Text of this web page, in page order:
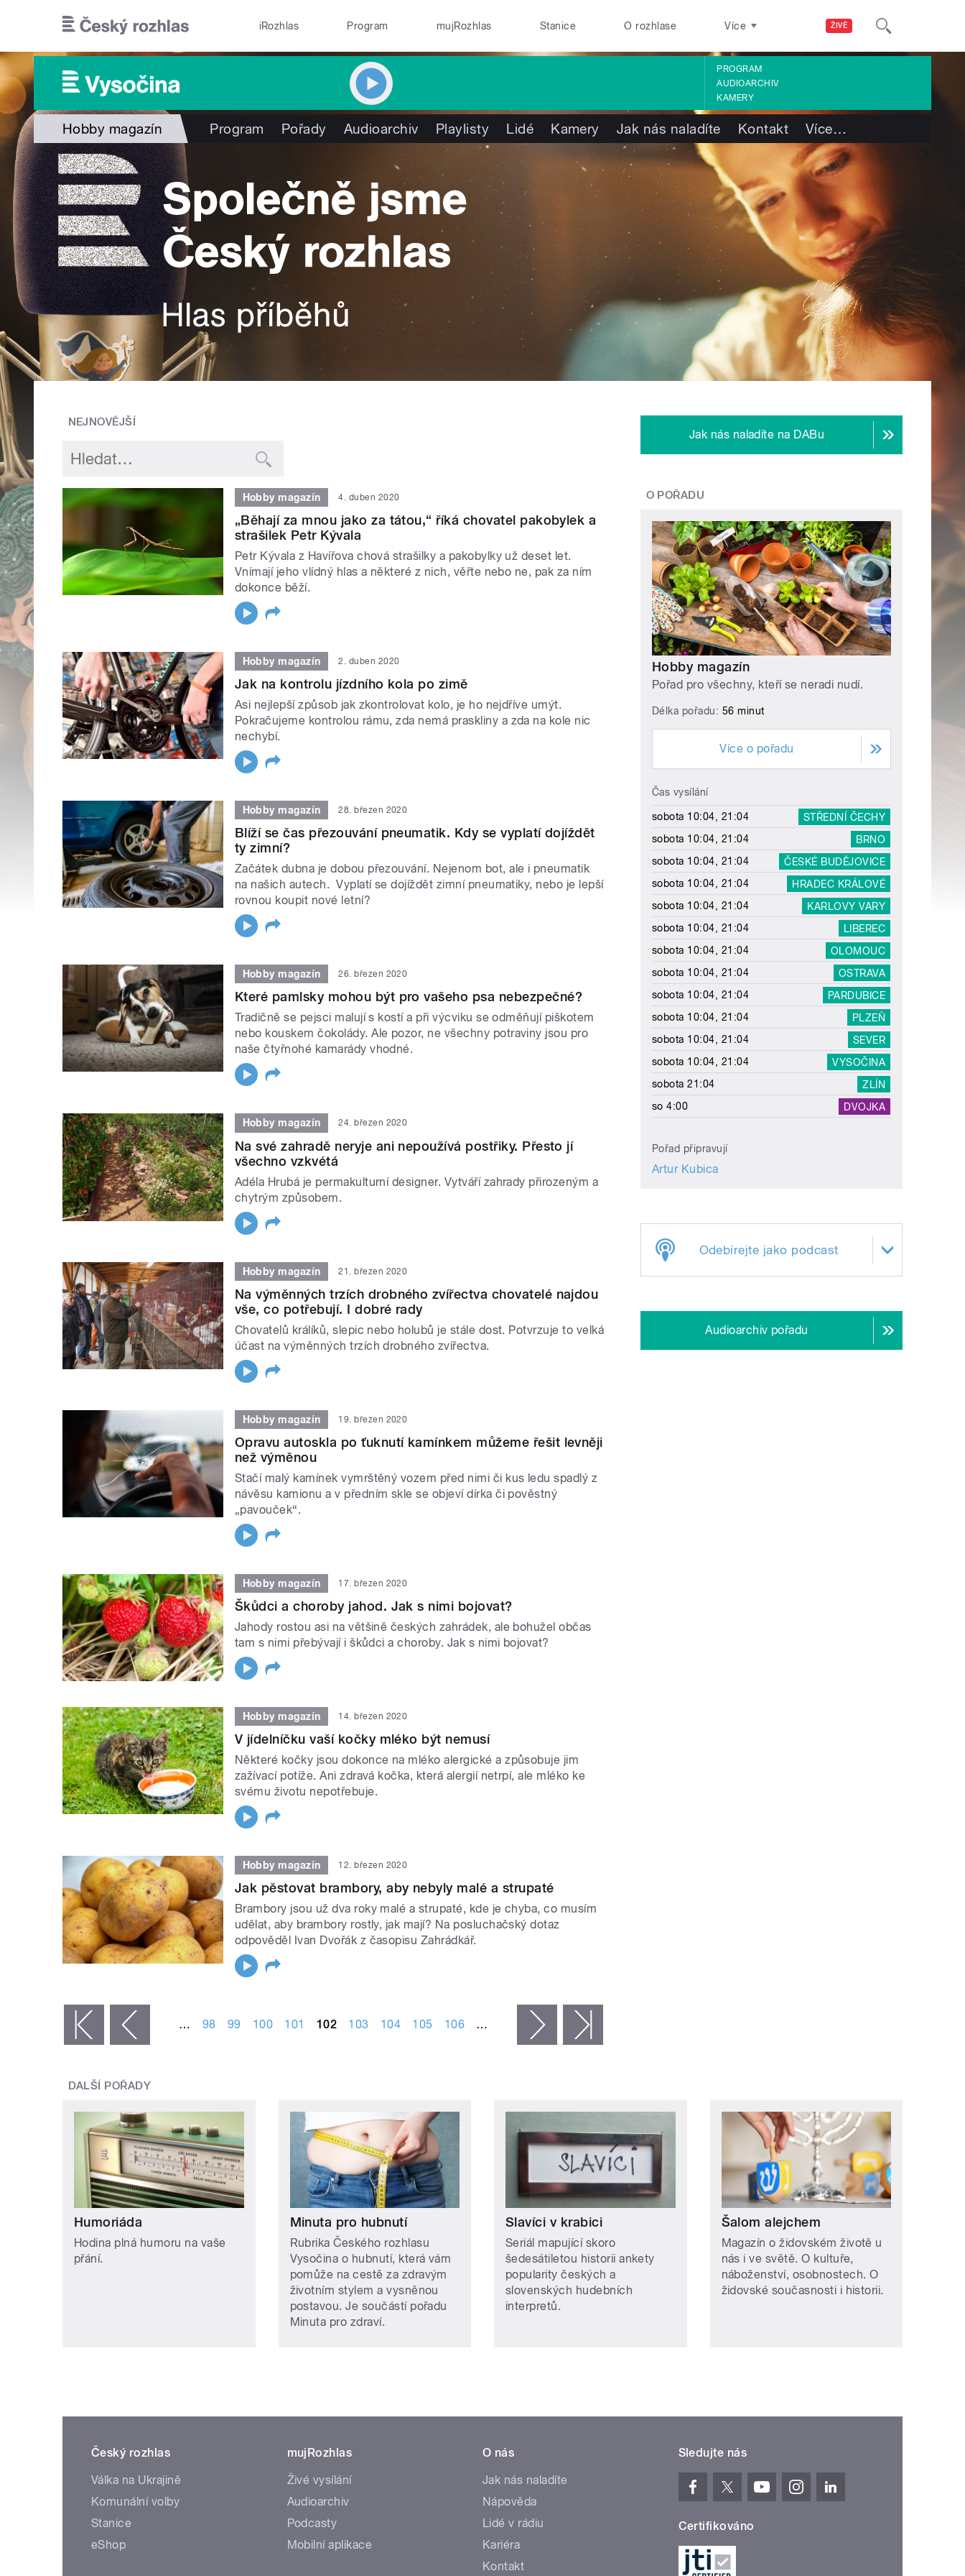
ŽIVĚ
iRozhlas Program mujRozhlas Stanice O rozhlase Více
PROGRAM
AUDIOARCHIV
KAMERY
Hobby magazín Program Pořady Audioarchiv Playlisty Lidé Kamery Jak nás naladíte Kontakt Více…
NEJNOVĚJŠÍ
Hobby magazín 4. duben 2020
„Běhají za mnou jako za tátou,“ říká chovatel pakobylek a
strašilek Petr Kývala
Petr Kývala z Havířova chová strašilky a pakobylky už deset let.
Vnímají jeho vlídný hlas a některé z nich, věřte nebo ne, pak za ním
dokonce běží.
Hobby magazín 2. duben 2020
Jak na kontrolu jízdního kola po zimě
Asi nejlepší způsob jak zkontrolovat kolo, je ho nejdříve umýt.
Pokračujeme kontrolou rámu, zda nemá praskliny a zda na kole nic
nechybí.
Hobby magazín 28. březen 2020
Blíží se čas přezouvání pneumatik. Kdy se vyplatí dojíždět
ty zimní?
Začátek dubna je dobou přezouvání. Nejenom bot, ale i pneumatik
na našich autech. Vyplatí se dojíždět zimní pneumatiky, nebo je lepší
rovnou koupit nové letní?
Hobby magazín 26. březen 2020
Které pamlsky mohou být pro vašeho psa nebezpečné?
Tradičně se pejsci malují s kostí a při výcviku se odměňují piškotem
nebo kouskem čokolády. Ale pozor, ne všechny potraviny jsou pro
naše čtyřnohé kamarády vhodné.
Hobby magazín 24. březen 2020
Na své zahradě neryje ani nepoužívá postřiky. Přesto jí
všechno vzkvétá
Adéla Hrubá je permakulturní designer. Vytváří zahrady přirozeným a
chytrým způsobem.
Hobby magazín 21. březen 2020
Na výměnných trzích drobného zvířectva chovatelé najdou
vše, co potřebují. I dobré rady
Chovatelů králíků, slepic nebo holubů je stále dost. Potvrzuje to velká
účast na výměnných trzích drobného zvířectva.
Hobby magazín 19. březen 2020
Opravu autoskla po ťuknutí kamínkem můžeme řešit levněji
než výměnou
Stačí malý kamínek vymrštěný vozem před nimi či kus ledu spadlý z
návěsu kamionu a v předním skle se objeví dírka či pověstný
„pavouček“.
Hobby magazín 17. březen 2020
Škůdci a choroby jahod. Jak s nimi bojovat?
Jahody rostou asi na většině českých zahrádek, ale bohužel občas
tam s nimi přebývají i škůdci a choroby. Jak s nimi bojovat?
Hobby magazín 14. březen 2020
V jídelníčku vaší kočky mléko být nemusí
Některé kočky jsou dokonce na mléko alergické a způsobuje jim
zažívací potíže. Ani zdravá kočka, která alergií netrpí, ale mléko ke
svému životu nepotřebuje.
Hobby magazín 12. březen 2020
Jak pěstovat brambory, aby nebyly malé a strupaté
Brambory jsou už dva roky malé a strupaté, kde je chyba, co musím
udělat, aby brambory rostly, jak mají? Na posluchačský dotaz
odpověděl Ivan Dvořák z časopisu Zahrádkář.
‹ předchozí … 98 99 100 101 102 103 104 105 106 … následující ›
Jak nás naladíte na DABu
O POŘADU
Hobby magazín
Pořad pro všechny, kteří se neradi nudí.
Délka pořadu: 56 minut
Více o pořadu
Čas vysílání
sobota 10:04, 21:04
STŘEDNÍ ČECHY
sobota 10:04, 21:04
BRNO
sobota 10:04, 21:04
ČESKÉ BUDĚJOVICE
sobota 10:04, 21:04
HRADEC KRÁLOVÉ
sobota 10:04, 21:04
KARLOVY VARY
sobota 10:04, 21:04
LIBEREC
sobota 10:04, 21:04
OLOMOUC
sobota 10:04, 21:04
OSTRAVA
sobota 10:04, 21:04
PARDUBICE
sobota 10:04, 21:04
PLZEŇ
sobota 10:04, 21:04
SEVER
sobota 10:04, 21:04
VYSOČINA
sobota 21:04
ZLÍN
so 4:00
DVOJKA
Pořad připravují
Artur Kubica
Odebírejte jako podcast
Audioarchiv pořadu
DALŠÍ POŘADY
Humoriáda
Hodina plná humoru na vaše
přání.
Minuta pro hubnutí
Rubrika Českého rozhlasu
Vysočina o hubnutí, která vám
pomůže na cestě za zdravým
životním stylem a vysněnou
postavou. Je součástí pořadu
Minuta pro zdraví.
Slavíci v krabici
Seriál mapující skoro
šedesátiletou historii ankety
popularity českých a
slovenských hudebních
interpretů.
Šalom alejchem
Magazín o židovském životě u
nás i ve světě. O kultuře,
náboženství, osobnostech. O
židovské současnosti i historii.
Český rozhlas
Válka na Ukrajině
Komunální volby
Stanice
eShop
mujRozhlas
Živé vysílání
Audioarchiv
Podcasty
Mobilní aplikace
O nás
Jak nás naladíte
Nápověda
Lidé v rádiu
Kariéra
Kontakt
Sledujte nás
Certifikováno